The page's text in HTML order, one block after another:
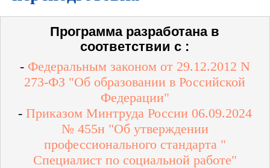
Программа разработана в
соответствии с :
- Федеральным законом от 29.12.2012 N
273-ФЗ "Об образовании в Российской
Федерации"
- Приказом Минтруда России 06.09.2024
№ 455н "Об утверждении
профессионального стандарта "
Специалист по социальной работе"